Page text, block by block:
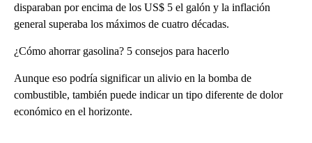
disparaban por encima de los US$ 5 el galón y la inflación
general superaba los máximos de cuatro décadas.
¿Cómo ahorrar gasolina? 5 consejos para hacerlo
Aunque eso podría significar un alivio en la bomba de
combustible, también puede indicar un tipo diferente de dolor
económico en el horizonte.